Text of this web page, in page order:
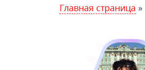
Главная страница »